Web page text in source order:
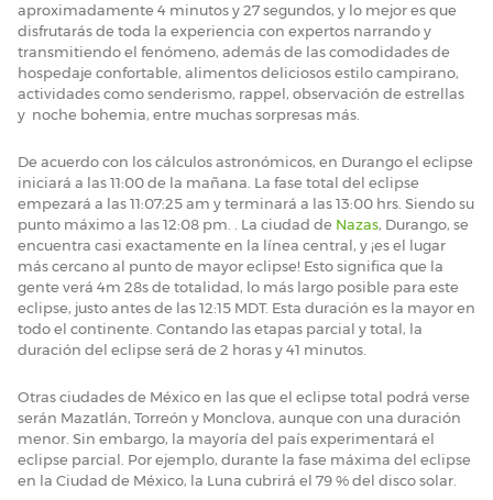
aproximadamente 4 minutos y 27 segundos, y lo mejor es que
disfrutarás de toda la experiencia con expertos narrando y
transmitiendo el fenómeno, además de las comodidades de
hospedaje confortable, alimentos deliciosos estilo campirano,
actividades como senderismo, rappel, observación de estrellas
y noche bohemia, entre muchas sorpresas más.
De acuerdo con los cálculos astronómicos, en Durango el eclipse
iniciará a las 11:00 de la mañana. La fase total del eclipse
empezará a las 11:07:25 am y terminará a las 13:00 hrs. Siendo su
punto máximo a las 12:08 pm. . La ciudad de Nazas, Durango, se
encuentra casi exactamente en la línea central, y ¡es el lugar
más cercano al punto de mayor eclipse! Esto significa que la
gente verá 4m 28s de totalidad, lo más largo posible para este
eclipse, justo antes de las 12:15 MDT. Esta duración es la mayor en
todo el continente. Contando las etapas parcial y total, la
duración del eclipse será de 2 horas y 41 minutos.
Otras ciudades de México en las que el eclipse total podrá verse
serán Mazatlán, Torreón y Monclova, aunque con una duración
menor. Sin embargo, la mayoría del país experimentará el
eclipse parcial. Por ejemplo, durante la fase máxima del eclipse
en la Ciudad de México, la Luna cubrirá el 79 % del disco solar.